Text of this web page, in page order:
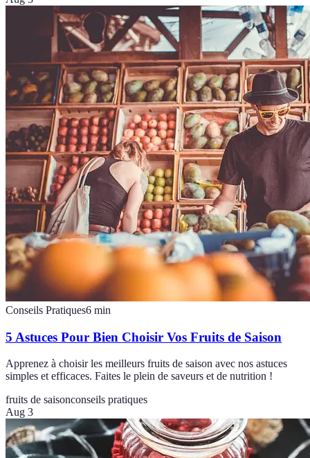
Conseils Pratiques6 min
5 Astuces Pour Bien Choisir Vos Fruits de Saison
Apprenez à choisir les meilleurs fruits de saison avec nos astuces
simples et efficaces. Faites le plein de saveurs et de nutrition !
fruits de saisonconseils pratiques
Aug 3